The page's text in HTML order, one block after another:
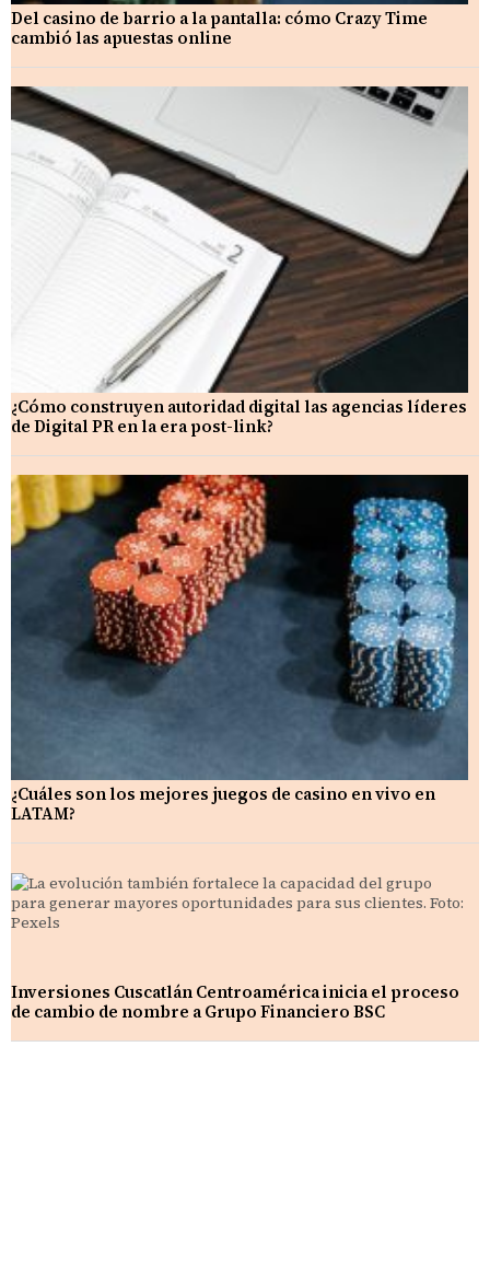
Del casino de barrio a la pantalla: cómo Crazy Time
cambió las apuestas online
¿Cómo construyen autoridad digital las agencias líderes
de Digital PR en la era post-link?
¿Cuáles son los mejores juegos de casino en vivo en
LATAM?
Inversiones Cuscatlán Centroamérica inicia el proceso
de cambio de nombre a Grupo Financiero BSC